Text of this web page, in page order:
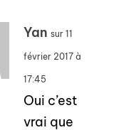
Yan sur 11
février 2017 à
17:45
Oui c’est
vrai que